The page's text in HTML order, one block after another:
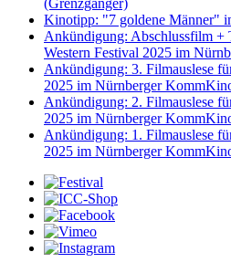
Kinotipp: "7 goldene Männer"
Ankündigung: Abschlussfilm +
Western Festival 2025 im
Ankündigung: 3. Filmauslese
2025 im Nürnberger
Ankündigung: 2. Filmauslese
2025 im Nürnberger
Ankündigung: 1. Filmauslese
2025 im Nürnberger